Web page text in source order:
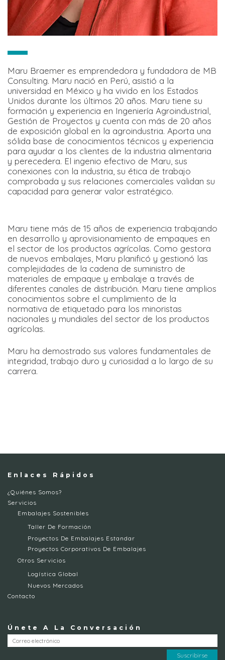
Maru Braemer es emprendedora y fundadora de MB
Consulting. Maru nació en Perú, asistió a la
universidad en México y ha vivido en los Estados
Unidos durante los últimos 20 años. Maru tiene su
formación y experiencia en Ingeniería Agroindustrial,
Gestión de Proyectos y cuenta con más de 20 años
de exposición global en la agroindustria. Aporta una
sólida base de conocimientos técnicos y experiencia
para ayudar a los clientes de la industria alimentaria
y perecedera. El ingenio efectivo de Maru, sus
conexiones con la industria, su ética de trabajo
comprobada y sus relaciones comerciales validan su
capacidad para generar valor estratégico.
Maru tiene más de 15 años de experiencia trabajando
en desarrollo y aprovisionamiento de empaques en
el sector de los productos agrícolas. Como gestora
de nuevos embalajes, Maru planificó y gestionó las
complejidades de la cadena de suministro de
materiales de empaque y embalaje a través de
diferentes canales de distribución. Maru tiene amplios
conocimientos sobre el cumplimiento de la
normativa de etiquetado para los minoristas
nacionales y mundiales del sector de los productos
agrícolas.
Maru ha demostrado sus valores fundamentales de
integridad, trabajo duro y curiosidad a lo largo de su
carrera.
Enlaces Rápidos
¿Quiénes Somos?
Servicios
Embalajes Sostenibles
Taller De Formación
Proyectos De Embalajes Estandar
Proyectos Corporativos De Embalajes
Otros Servicios
Logística Global
Nuevos Mercados
Contacto
Únete A La Conversación
Suscribirse